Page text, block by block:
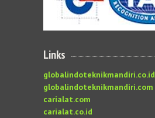
Links
globalindoteknikmandiri.co.id
globalindoteknikmandiri.com
carialat.com
carialat.co.id